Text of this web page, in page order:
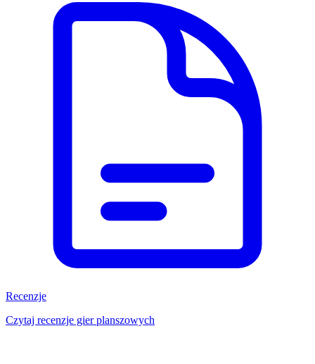
Recenzje
Czytaj recenzje gier planszowych